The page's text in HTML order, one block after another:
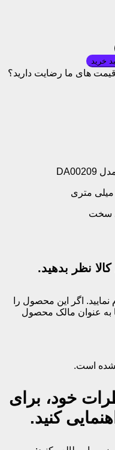
قیمت های ما رضایت دارید؟
سخت
نظر بدهید.
اگر این محصول را
به عنوان مالک محصول
است.
خود، برای
کنید.